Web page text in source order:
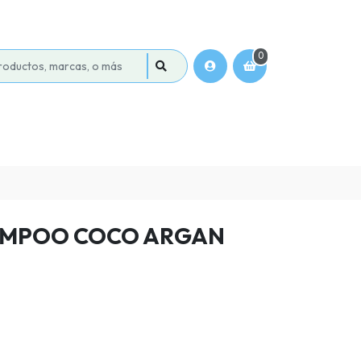
0
COCO ARGAN